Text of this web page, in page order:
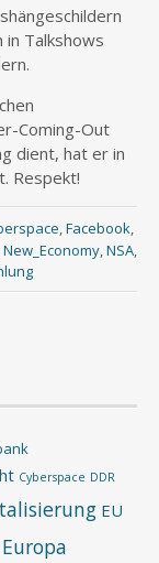
Talkshows
Coming-Out
dient, hat er in
Respekt!
,Facebook,
New_Economy,NSA,
Cyberspace DDR
EU
Europa